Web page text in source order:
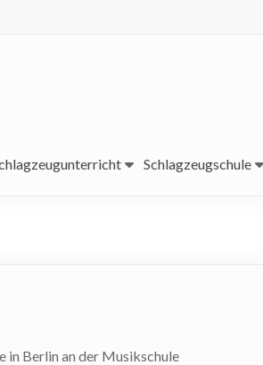
Schlagzeugschule
in Berlin an der Musikschule